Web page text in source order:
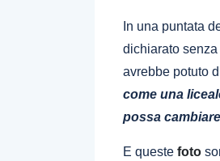
In una puntata
dichiarato
avrebbe potuto
come una
possa
E queste foto